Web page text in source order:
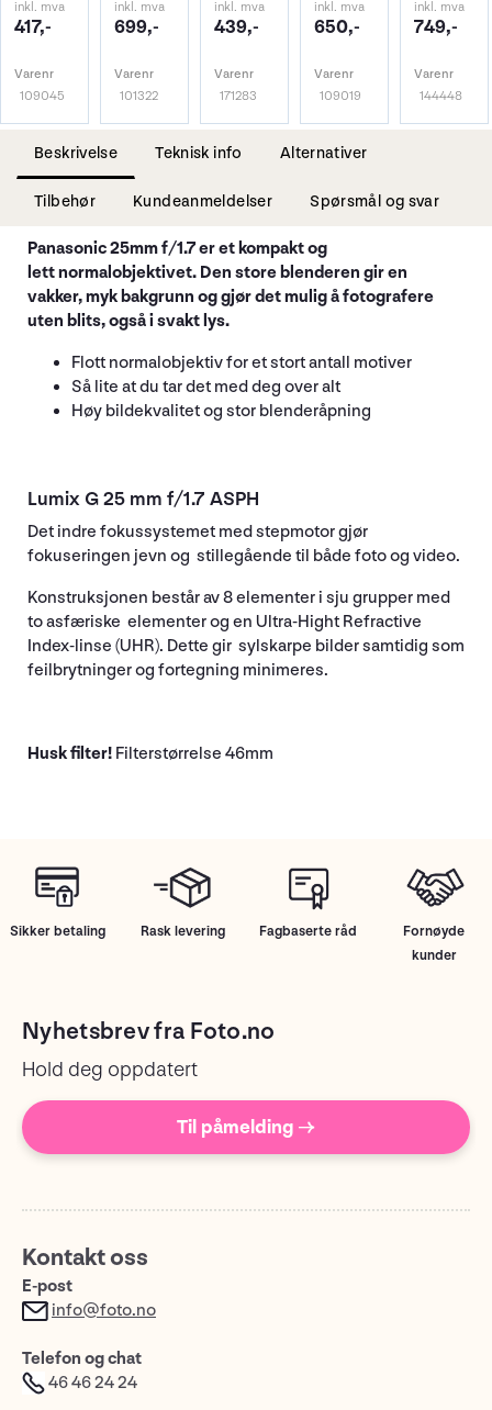
inkl. mva
417,-
Varenr
109045
inkl. mva
699,-
Varenr
101322
inkl. mva
439,-
Varenr
171283
inkl. mva
650,-
Varenr
109019
inkl. mva
749,-
Varenr
144448
Beskrivelse Teknisk info Alternativer
Tilbehør Kundeanmeldelser Spørsmål og svar
Panasonic 25mm f/1.7 er et kompakt og
lett normalobjektivet. Den store blenderen gir en
vakker, myk bakgrunn og gjør det mulig å fotografere
uten blits, også i svakt lys.
Flott normalobjektiv for et stort antall motiver
Så lite at du tar det med deg over alt
Høy bildekvalitet og stor blenderåpning
Lumix G 25 mm f/1.7 ASPH
Det indre fokussystemet med stepmotor gjør
fokuseringen jevn og stillegående til både foto og video.
Konstruksjonen består av 8 elementer i sju grupper med
to asfæriske elementer og en Ultra-Hight Refractive
Index-linse (UHR). Dette gir sylskarpe bilder samtidig som
feilbrytninger og fortegning minimeres.
Husk filter! Filterstørrelse 46mm
Sikker betaling Rask levering Fagbaserte råd
Fornøyde
kunder
Nyhetsbrev fra Foto.no
Hold deg oppdatert
Til påmelding →
Kontakt oss
E-post
info@foto.no
Telefon og chat
46 46 24 24